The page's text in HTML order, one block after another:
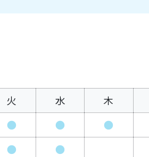
火 水 木
● ● ●
● ●